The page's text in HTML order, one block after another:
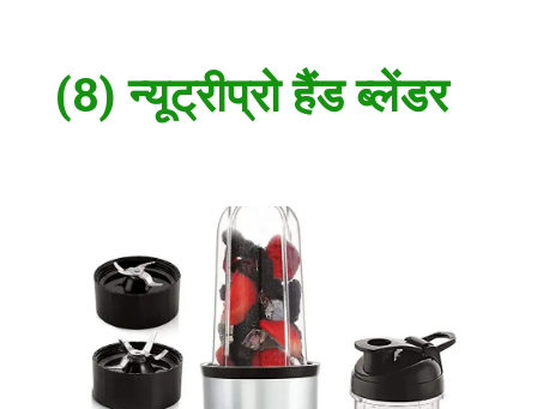
(8) न्यूट्रीप्रो हैंड ब्लेंडर